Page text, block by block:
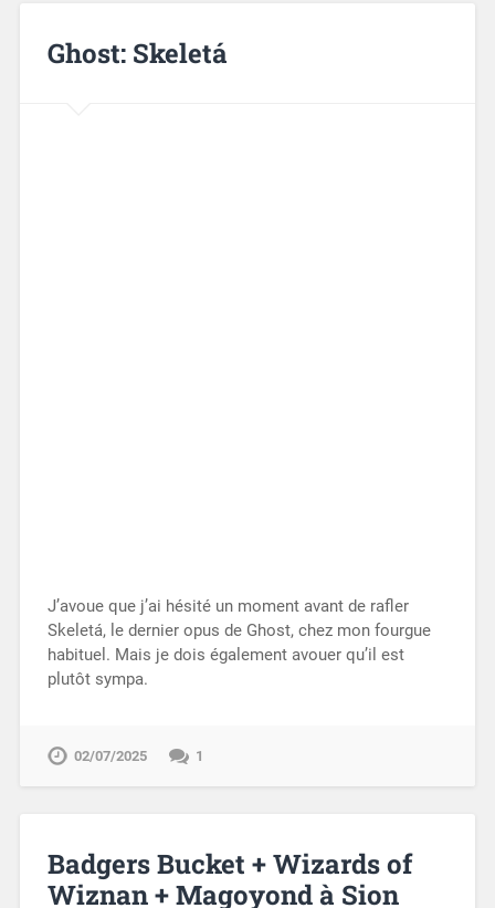
Ghost: Skeletá
J’avoue que j’ai hésité un moment avant de rafler
Skeletá, le dernier opus de Ghost, chez mon fourgue
habituel. Mais je dois également avouer qu’il est
plutôt sympa.
02/07/2025 1
Badgers Bucket + Wizards of
Wiznan + Magoyond à Sion